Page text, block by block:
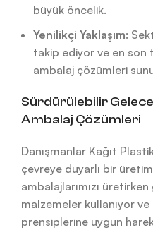
büyük öncelik.
Yenilikçi Yaklaşım:
takip ediyor ve en son
ambalaj çözümleri
Sürdürülebilir
Ambalaj Çözümleri
Danışmanlar Kağıt
çevreye duyarlı bir
ambalajlarımızı
malzemeler kullanıyor
prensiplerine uygun